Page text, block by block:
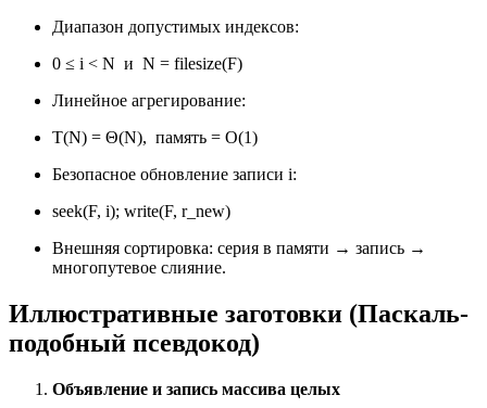
Диапазон допустимых индексов:
0 ≤ i < N и N = filesize(F)
Линейное агрегирование:
T(N) = Θ(N), память = O(1)
Безопасное обновление записи i:
seek(F, i); write(F, r_new)
Внешняя сортировка: серия в памяти → запись →
многопутевое слияние.
Иллюстративные заготовки (Паскаль-
подобный псевдокод)
Объявление и запись массива целых